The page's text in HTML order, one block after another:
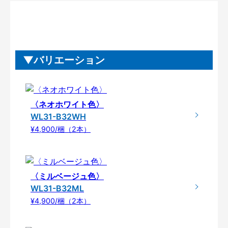
バリエーション
〈ネオホワイト色〉
WL31-B32WH
¥4,900/梱（2本）
〈ミルベージュ色〉
WL31-B32ML
¥4,900/梱（2本）